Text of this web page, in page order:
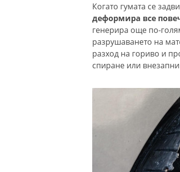
Когато гумата се
деформира все
генерира още по-
разрушаването на
разход на гориво и
спиране или